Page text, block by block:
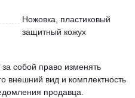
Ножовка, пластиковый
защитный кожух
собой право изменять
внешний вид и комплектность
продавца.